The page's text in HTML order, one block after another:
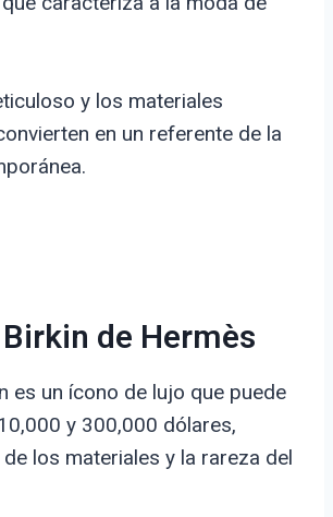
y los materiales
en un referente de la
de Hermès
es un ícono de lujo que puede
y 300,000 dólares,
los materiales y la rareza del